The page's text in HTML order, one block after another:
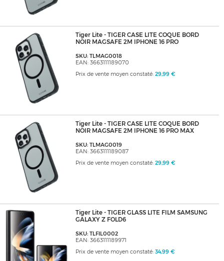
Tiger Lite - TIGER CASE LITE COQUE BORD
NOIR MAGSAFE 2M IPHONE 16 PRO
SKU: TLMAG0018
EAN: 3663111189070
Prix de vente moyen constaté: 29,99 €
Tiger Lite - TIGER CASE LITE COQUE BORD
NOIR MAGSAFE 2M IPHONE 16 PRO MAX
SKU: TLMAG0019
EAN: 3663111189087
Prix de vente moyen constaté: 29,99 €
Tiger Lite - TIGER GLASS LITE FILM SAMSUNG
GALAXY Z FOLD6
SKU: TLFIL0002
EAN: 3663111189971
Prix de vente moyen constaté: 34,99 €